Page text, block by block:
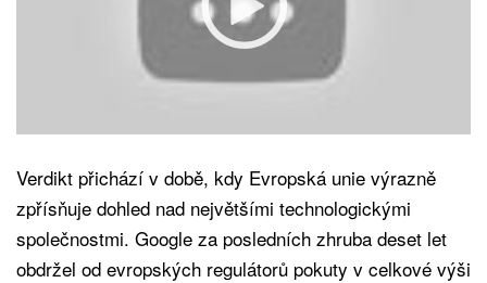
Verdikt přichází v době, kdy Evropská unie výrazně
zpřísňuje dohled nad největšími technologickými
společnostmi. Google za posledních zhruba deset let
obdržel od evropských regulátorů pokuty v celkové výši